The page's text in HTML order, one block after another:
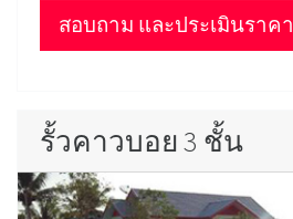
สอบถาม และประเมินราคา
รั้วคาวบอย 3 ชั้น